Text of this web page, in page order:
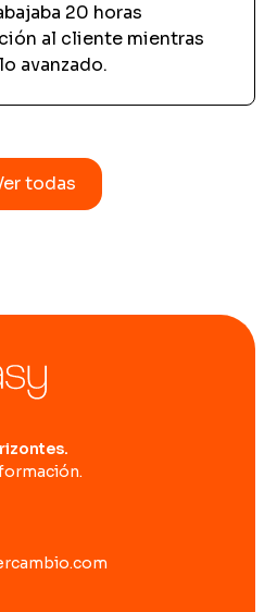
20 horas
al cliente mientras
avanzado.
todas